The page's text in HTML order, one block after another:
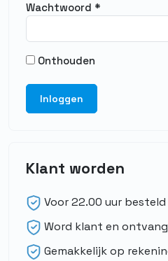
Wachtwoord *
Onthouden
Inloggen
Klant worden
Voor 22.00 uur
Word klant en
Gemakkelijk op